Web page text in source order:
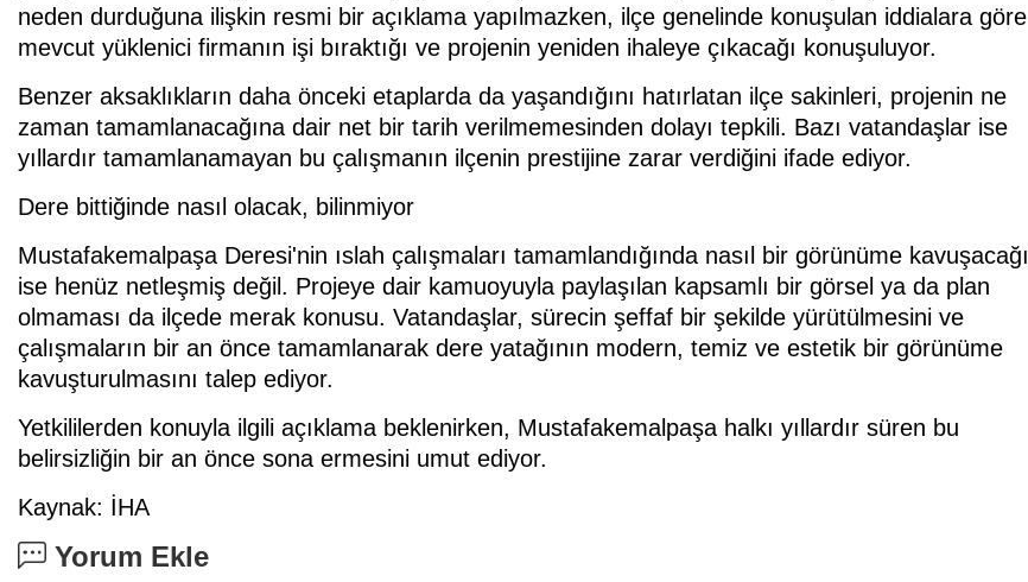
neden durduğuna ilişkin resmi bir açıklama yapılmazken, ilçe genelinde konuşulan iddialara göre
mevcut yüklenici firmanın işi bıraktığı ve projenin yeniden ihaleye çıkacağı konuşuluyor.
Benzer aksaklıkların daha önceki etaplarda da yaşandığını hatırlatan ilçe sakinleri, projenin ne
zaman tamamlanacağına dair net bir tarih verilmemesinden dolayı tepkili. Bazı vatandaşlar ise
yıllardır tamamlanamayan bu çalışmanın ilçenin prestijine zarar verdiğini ifade ediyor.
Dere bittiğinde nasıl olacak, bilinmiyor
Mustafakemalpaşa Deresi'nin ıslah çalışmaları tamamlandığında nasıl bir görünüme kavuşacağı
ise henüz netleşmiş değil. Projeye dair kamuoyuyla paylaşılan kapsamlı bir görsel ya da plan
olmaması da ilçede merak konusu. Vatandaşlar, sürecin şeffaf bir şekilde yürütülmesini ve
çalışmaların bir an önce tamamlanarak dere yatağının modern, temiz ve estetik bir görünüme
kavuşturulmasını talep ediyor.
Yetkililerden konuyla ilgili açıklama beklenirken, Mustafakemalpaşa halkı yıllardır süren bu
belirsizliğin bir an önce sona ermesini umut ediyor.
Kaynak: İHA
Yorum Ekle